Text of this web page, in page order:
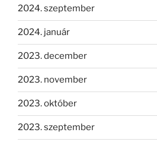
2024. szeptember
2024. január
2023. december
2023. november
2023. október
2023. szeptember